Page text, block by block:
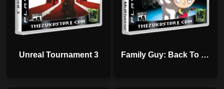
Unreal Tournament 3 Family Guy: Back To Multiverse